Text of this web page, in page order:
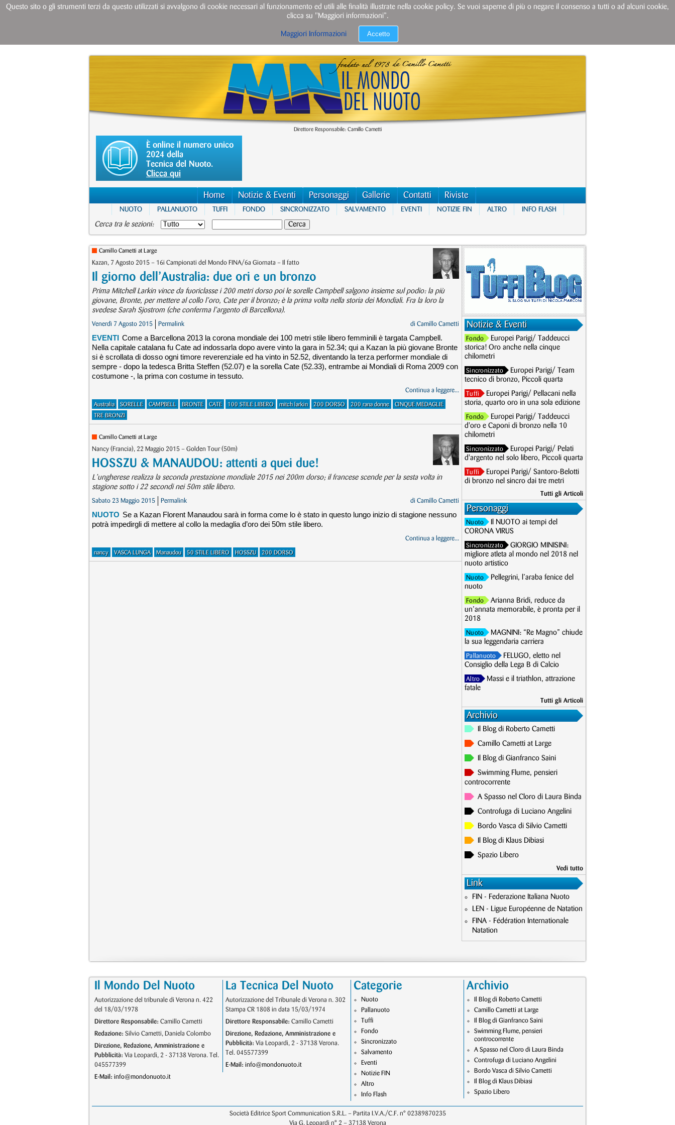
Direttore Responsabile: Camillo Cametti
È online il numero unico
2024 della
Tecnica del Nuoto.
Clicca qui
Home Notizie & Eventi Personaggi Gallerie Contatti Riviste
NUOTO PALLANUOTO TUFFI FONDO SINCRONIZZATO SALVAMENTO EVENTI NOTIZIE FIN ALTRO INFO FLASH
Cerca tra le sezioni:
Camillo Cametti at Large
Kazan, 7 Agosto 2015 – 16i Campionati del Mondo FINA/6a Giornata – Il fatto
Il giorno dell’Australia: due ori e un bronzo
Prima Mitchell Larkin vince da fuoriclasse i 200 metri dorso poi le sorelle Campbell salgono insieme sul podio: la più
giovane, Bronte, per mettere al collo l’oro, Cate per il bronzo; è la prima volta nella storia dei Mondiali. Fra la loro la
svedese Sarah Sjostrom (che conferma l’argento di Barcellona).
Venerdì 7 Agosto 2015 Permalink di Camillo Cametti
EVENTI Come a Barcellona 2013 la corona mondiale dei 100 metri stile libero femminili è targata Campbell.
Nella capitale catalana fu Cate ad indossarla dopo avere vinto la gara in 52.34; qui a Kazan la più giovane Bronte
si è scrollata di dosso ogni timore reverenziale ed ha vinto in 52.52, diventando la terza performer mondiale di
sempre - dopo la tedesca Britta Steffen (52.07) e la sorella Cate (52.33), entrambe ai Mondiali di Roma 2009 con
costumone -, la prima con costume in tessuto.
Continua a leggere...
Australia SORELLE CAMPBELL BRONTE CATE 100 STILE LIBERO mitch larkin 200 DORSO 200 rana donne
CINQUE MEDAGLIE
TRE BRONZI
Camillo Cametti at Large
Nancy (Francia), 22 Maggio 2015 – Golden Tour (50m)
HOSSZU & MANAUDOU: attenti a quei due!
L’ungherese realizza la seconda prestazione mondiale 2015 nei 200m dorso; il francese scende per la sesta volta in
stagione sotto i 22 secondi nei 50m stile libero.
Sabato 23 Maggio 2015 Permalink di Camillo Cametti
NUOTO Se a Kazan Florent Manaudou sarà in forma come lo è stato in questo lungo inizio di stagione nessuno
potrà impedirgli di mettere al collo la medaglia d’oro dei 50m stile libero.
Continua a leggere...
nancy VASCA LUNGA Manaudou 50 STILE LIBERO HOSSZU 200 DORSO
Notizie & Eventi
Fondo
Europei Parigi/ Taddeucci
storica! Oro anche nella cinque
chilometri
Sincronizzato
Europei Parigi/ Team
tecnico di bronzo, Piccoli quarta
Tuffi
Europei Parigi/ Pellacani nella
storia, quarto oro in una sola edizione
Fondo
Europei Parigi/ Taddeucci
d'oro e Caponi di bronzo nella 10
chilometri
Sincronizzato
Europei Parigi/ Pelati
d'argento nel solo libero, Piccoli quarta
Tuffi
Europei Parigi/ Santoro-Belotti
di bronzo nel sincro dai tre metri
Tutti gli Articoli
Personaggi
Nuoto
Il NUOTO ai tempi del
CORONA VIRUS
Sincronizzato
GIORGIO MINISINI:
migliore atleta al mondo nel 2018 nel
nuoto artistico
Nuoto
Pellegrini, l’araba fenice del
nuoto
Fondo
Arianna Bridi, reduce da
un’annata memorabile, è pronta per il
2018
Nuoto
MAGNINI: “Re Magno” chiude
la sua leggendaria carriera
Pallanuoto
FELUGO, eletto nel
Consiglio della Lega B di Calcio
Altro
Massi e il triathlon, attrazione
fatale
Tutti gli Articoli
Archivio
Il Blog di Roberto Cametti
Camillo Cametti at Large
Il Blog di Gianfranco Saini
Swimming Flume, pensieri
controcorrente
A Spasso nel Cloro di Laura Binda
Controfuga di Luciano Angelini
Bordo Vasca di Silvio Cametti
Il Blog di Klaus Dibiasi
Spazio Libero
Vedi tutto
Link
FIN - Federazione Italiana Nuoto
LEN - Ligue Européenne de Natation
FINA - Fédération Internationale
Natation
Il Mondo Del Nuoto
Autorizzazione del tribunale di Verona n. 422
del 18/03/1978
Direttore Responsabile: Camillo Cametti
Redazione: Silvio Cametti, Daniela Colombo
Direzione, Redazione, Amministrazione e
Pubblicità: Via Leopardi, 2 - 37138 Verona. Tel.
045577399
E-Mail: info@mondonuoto.it
La Tecnica Del Nuoto
Autorizzazione del Tribunale di Verona n. 302
Stampa CR 1808 in data 15/03/1974
Direttore Responsabile: Camillo Cametti
Direzione, Redazione, Amministrazione e
Pubblicità: Via Leopardi, 2 - 37138 Verona.
Tel. 045577399
E-Mail: info@mondonuoto.it
Categorie
Nuoto
Pallanuoto
Tuffi
Fondo
Sincronizzato
Salvamento
Eventi
Notizie FIN
Altro
Info Flash
Archivio
Il Blog di Roberto Cametti
Camillo Cametti at Large
Il Blog di Gianfranco Saini
Swimming Flume, pensieri
controcorrente
A Spasso nel Cloro di Laura Binda
Controfuga di Luciano Angelini
Bordo Vasca di Silvio Cametti
Il Blog di Klaus Dibiasi
Spazio Libero
Società Editrice Sport Communication S.R.L. – Partita I.V.A./C.F. n° 02389870235
Via G. Leopardi n° 2 – 37138 Verona
Questo sito o gli strumenti terzi da questo utilizzati si avvalgono di cookie necessari al funzionamento ed utili alle finalità illustrate nella cookie policy. Se vuoi saperne di più o negare il consenso a tutti o ad alcuni cookie,
clicca su "Maggiori informazioni”.
Maggiori Informazioni Accetto